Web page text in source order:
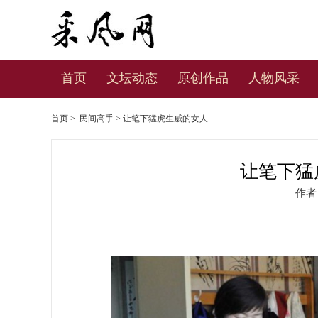
首页 文坛动态 原创作品 人物风采
首页 > 民间高手 > 让笔下猛虎生威的女人
让笔下
作